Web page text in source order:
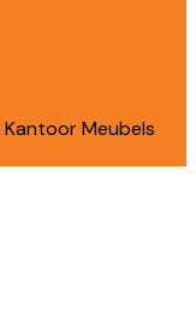
KantoorMeubels